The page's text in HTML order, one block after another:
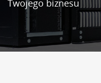
Twojego biznesu